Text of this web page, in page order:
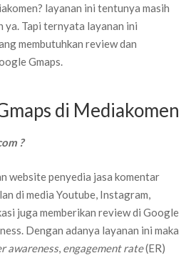
layanan ini tentunya masih
ya. Tapi ternyata layanan ini
membutuhkan review dan
Gmaps.
di Mediakomen
?
website penyedia jasa komentar
di media Youtube, Instagram,
juga memberikan review di Google
Dengan adanya layanan ini maka
awareness, engagement rate(ER)